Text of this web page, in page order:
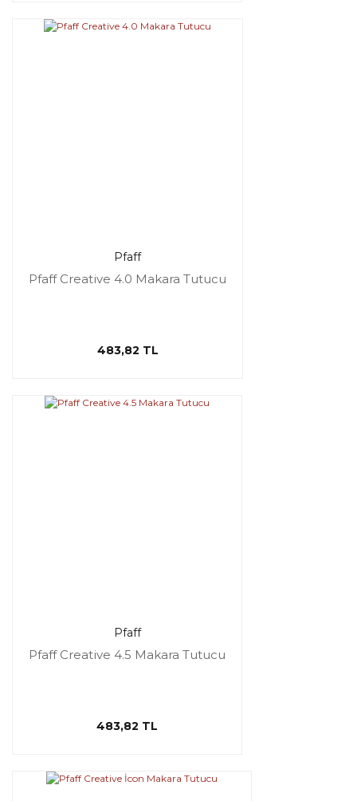
Pfaff
Pfaff Creative 4.0 Makara Tutucu
483,82 TL
Pfaff
Pfaff Creative 4.5 Makara Tutucu
483,82 TL